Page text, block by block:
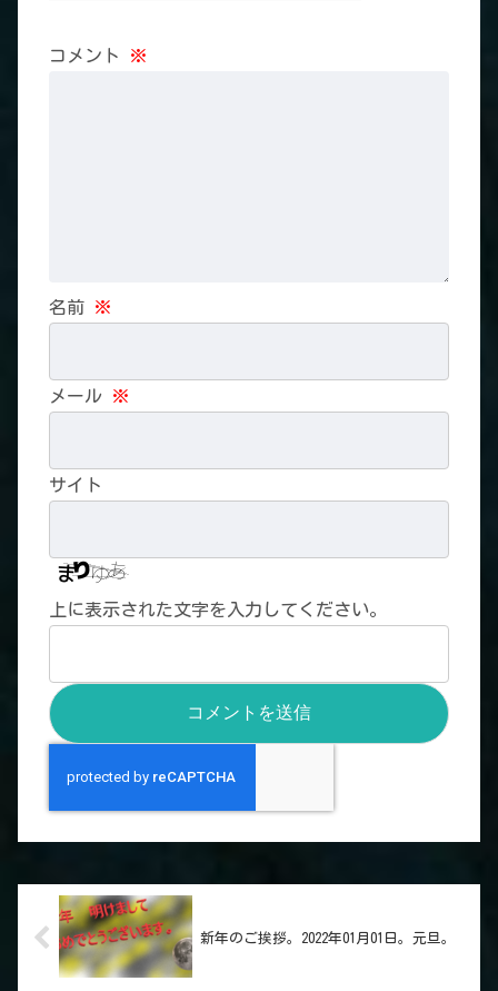
コメント ※
名前 ※
メール ※
サイト
上に表示された文字を入力してください。
新年のご挨拶。2022年01月01日。元旦。